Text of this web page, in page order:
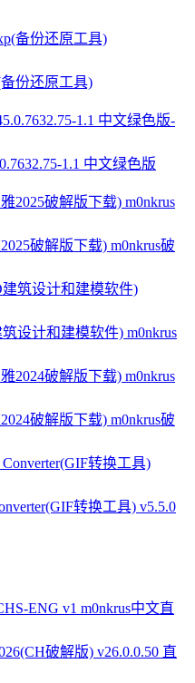
备份还原工具)
1.1 中文绿色版
破解版下载) m0nkrus破
筑设计和建模软件) m0nkrus
破解版下载) m0nkrus破
转换工具) v5.5.0
ENG v1 m0nkrus中文直
破解版) v26.0.0.50 直